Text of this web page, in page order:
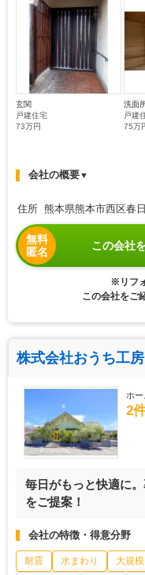
玄関
戸建住宅
73万円
洗面
戸建
75万
会社の概要▼
住所 熊本県熊本市西区春
無料
匿名
この会社
※リフ
この会社をご
株式会社おうち工房
ホ
2
毎日がもっと快適に
をご提案！
会社の特徴・得意分野
耐震 水まわり 大規